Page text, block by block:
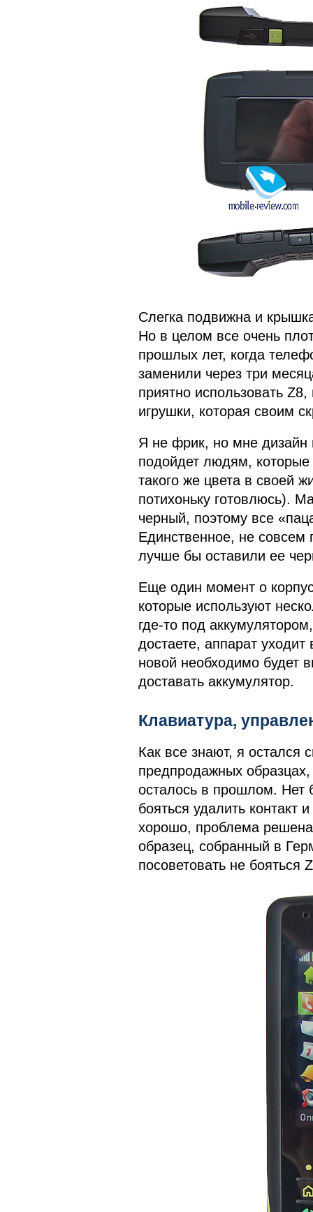
Слегка подвижна и
Но в целом все очень
прошлых лет, когда
заменили через три
приятно использовать
игрушки, которая своим
Я не фрик, но мне дизайн
подойдет людям, которые
такого же цвета в своей
потихоньку готовлюсь).
черный, поэтому все
Единственное, не
лучше бы оставили ее
Еще один момент о
которые используют
где-то под
достаете, аппарат
новой необходимо будет
доставать аккумулятор.
Клавиатура,
Как все знают, я остался
предпродажных образцах,
осталось в прошлом. Нет
бояться удалить контакт
хорошо, проблема
образец, собранный в
посоветовать не бояться